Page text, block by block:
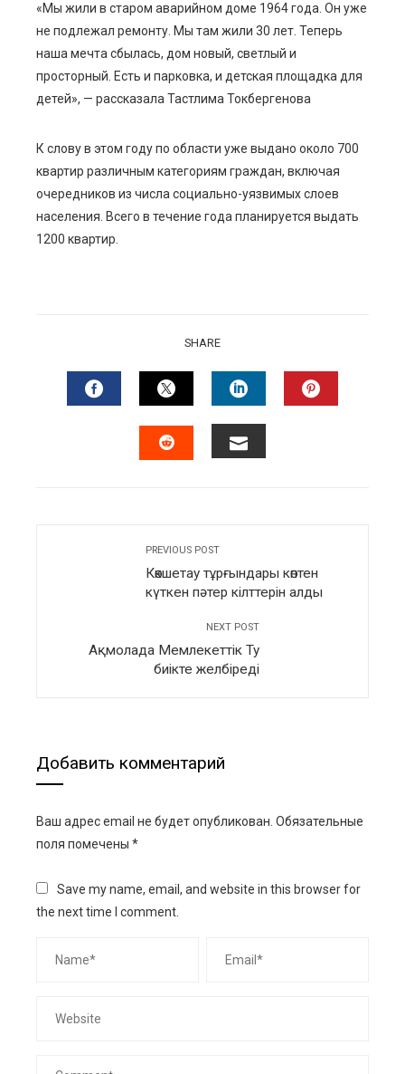
«Мы жили в старом аварийном доме 1964 года. Он уже
не подлежал ремонту. Мы там жили 30 лет. Теперь
наша мечта сбылась, дом новый, светлый и
просторный. Есть и парковка, и детская площадка для
детей», — рассказала Тастлима Токбергенова
К словув этом году по области уже выдано около 700
квартир различным категориям граждан, включая
очередников из числа социально-уязвимых слоев
населения. Всего в течение годапланируется выдать
1200 квартир.
SHARE
FACEBOOKTWITTERLINKEDIN
PREVIOUS POST
Көкшетау тұрғындары көптен
күткен пәтер кілттерін алды
NEXT POST
Ақмолада Мемлекеттік Ту
биікте желбіреді
Добавить комментарий
Ваш адрес email не будет опубликован. Обязательные
поля помечены *
Save my name, email, and website in this browser for
the next time I comment.